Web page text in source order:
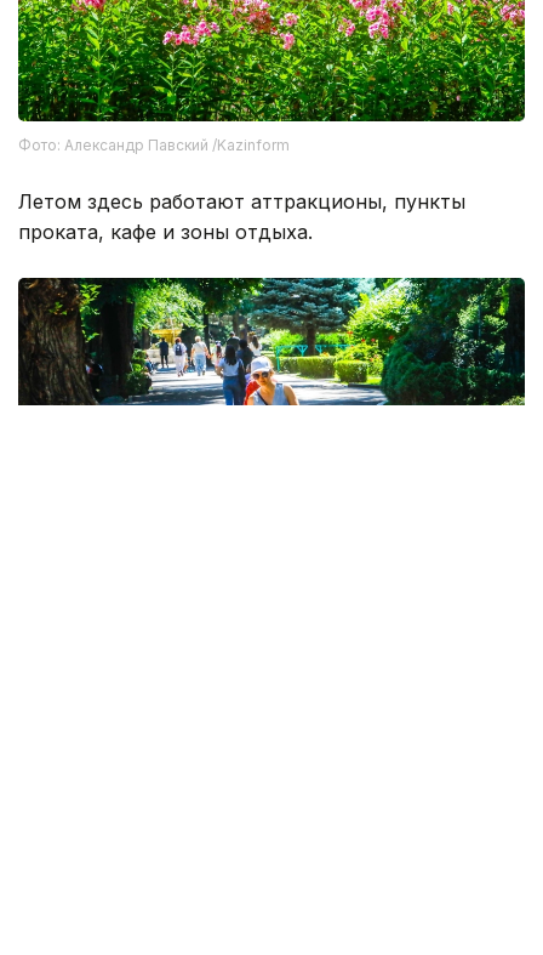
Фото: Александр Павский /Kazinform
Летом здесь работают аттракционы, пункты
проката, кафе и зоны отдыха.